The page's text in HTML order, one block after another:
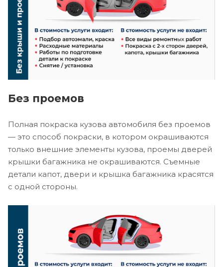
Без проемов
Полная покраска кузова автомобиля без проемов
— это способ покраски, в котором окрашиваются
только внешние элементы кузова, проемы дверей
крышки багажника не окрашиваются. Съемные
детали капот, двери и крышка багажника красятся
с одной стороны.